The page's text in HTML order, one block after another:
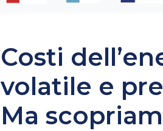
Costi
volatile e
Ma